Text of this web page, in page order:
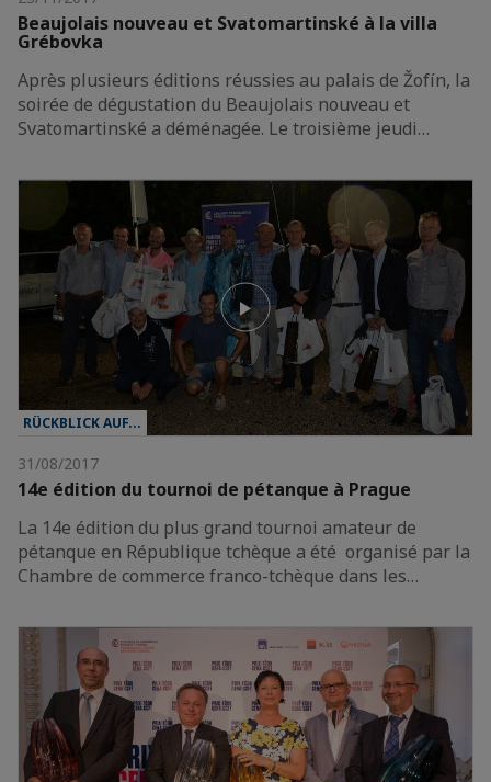
Beaujolais nouveau et Svatomartinské à la villa
Grébovka
Après plusieurs éditions réussies au palais de Žofín, la
soirée de dégustation du Beaujolais nouveau et
Svatomartinské a déménagée. Le troisième jeudi…
RÜCKBLICK AUF...
31/08/2017
14e édition du tournoi de pétanque à Prague
La 14e édition du plus grand tournoi amateur de
pétanque en République tchèque a été organisé par la
Chambre de commerce franco-tchèque dans les…